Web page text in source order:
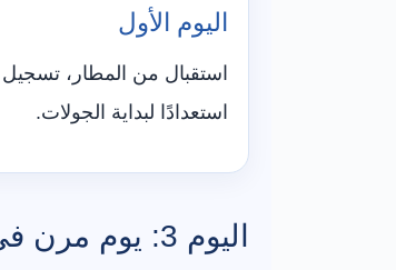
اليوم الأول
استقبال من المطار،
استعدادًا لبداية الجولات.
اليوم 3: يوم مرن في العاصمة أو حولها